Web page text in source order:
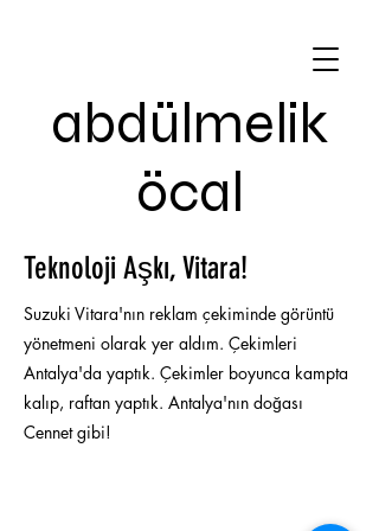
abdülmelik
öcal
Teknoloji Aşkı, Vitara!
Suzuki Vitara'nın reklam çekiminde görüntü
yönetmeni olarak yer aldım. Çekimleri
Antalya'da yaptık. Çekimler boyunca kampta
kalıp, raftan yaptık. Antalya'nın doğası
Cennet gibi!